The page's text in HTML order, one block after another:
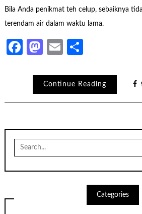
Bila Anda penikmat teh celup, sebaiknya
terendam air dalam waktu lama.
Facebook
Mastodon
Email
Continue Reading
Search
for:
Categories